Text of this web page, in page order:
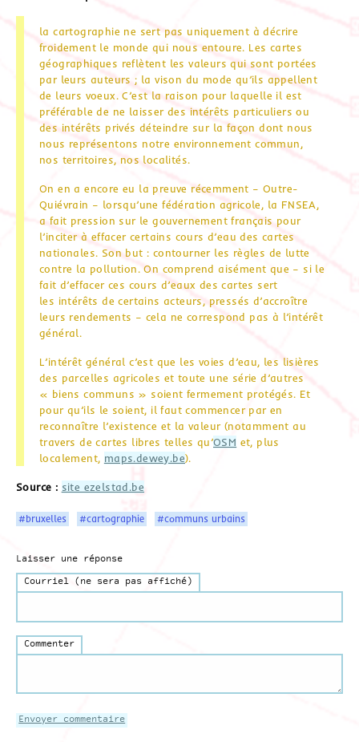
la cartographie ne sert pas uniquement à décrire
froidement le monde qui nous entoure. Les cartes
géographiques reflètent les valeurs qui sont portées
par leurs auteurs ; la vison du mode qu’ils appellent
de leurs voeux. C’est la raison pour laquelle il est
préférable de ne laisser des intérêts particuliers ou
des intérêts privés déteindre sur la façon dont nous
nous représentons notre environnement commun,
nos territoires, nos localités.
On en a encore eu la preuve récemment – Outre-
Quiévrain – lorsqu’une fédération agricole, la FNSEA,
a fait pression sur le gouvernement français pour
l’inciter à effacer certains cours d’eau des cartes
nationales. Son but : contourner les règles de lutte
contre la pollution. On comprend aisément que – si le
fait d’effacer ces cours d’eaux des cartes sert
les intérêts de certains acteurs, pressés d’accroître
leurs rendements – cela ne correspond pas à l’intérêt
général.
L’intérêt général c’est que les voies d’eau, les lisières
des parcelles agricoles et toute une série d’autres
« biens communs » soient fermement protégés. Et
pour qu’ils le soient, il faut commencer par en
reconnaître l’existence et la valeur (notamment au
travers de cartes libres telles qu’OSM et, plus
localement, maps.dewey.be).
Source : site ezelstad.be
#bruxelles #cartographie #communs urbains
Laisser une réponse
Courriel (ne sera pas affiché)
Commenter